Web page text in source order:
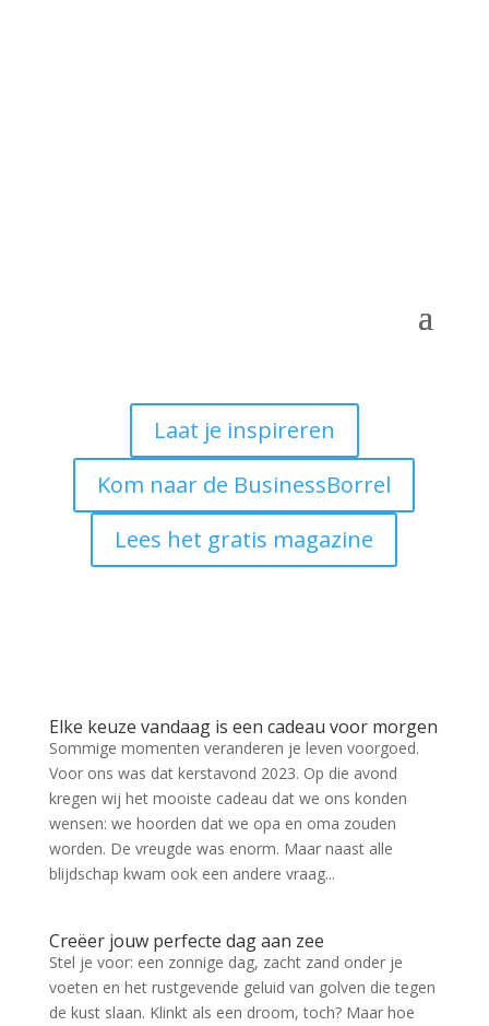
Laat je inspireren
Kom naar de BusinessBorrel
Lees het gratis magazine
Elke keuze vandaag is een cadeau voor morgen
Sommige momenten veranderen je leven voorgoed.
Voor ons was dat kerstavond 2023. Op die avond
kregen wij het mooiste cadeau dat we ons konden
wensen: we hoorden dat we opa en oma zouden
worden. De vreugde was enorm. Maar naast alle
blijdschap kwam ook een andere vraag...
Creëer jouw perfecte dag aan zee
Stel je voor: een zonnige dag, zacht zand onder je
voeten en het rustgevende geluid van golven die tegen
de kust slaan. Klinkt als een droom, toch? Maar hoe